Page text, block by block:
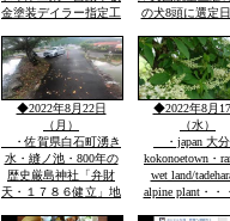
金塗装デイラー指定工
普・大型車実車・テン
ト実商品大展示展示場
有・説明等あれば?携
帯090-2086-2858・徳
永
の犬8頭に選定
選定・日本政府
ロンドン事務所
で通知・日本語
世界の8頭が大
誕生です
◆2022年8月22日
（月）
・佐賀県白石町湧き
水・縫ノ池・800年の
歴史厳島神社「弁財
天・１７８６健立」地
◆2022年8月
（水）
・japan 大
kokonoetown・
wet land/
alpine plant・・